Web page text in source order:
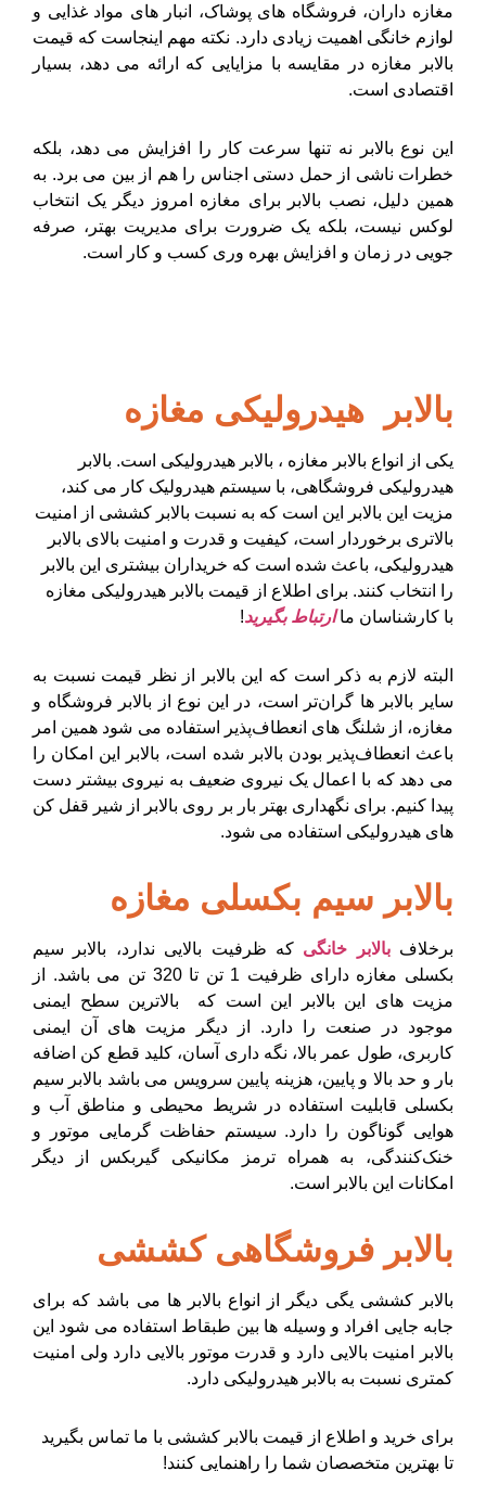
مغازه داران، فروشگاه های پوشاک، انبار های مواد غذایی و
لوازم خانگی اهمیت زیادی دارد. نکته مهم اینجاست که قیمت
بالابر مغازه در مقایسه با مزایایی که ارائه می دهد، بسیار
اقتصادی است.
این نوع بالابر نه تنها سرعت کار را افزایش می دهد، بلکه
خطرات ناشی از حمل دستی اجناس را هم از بین می برد. به
همین دلیل، نصب بالابر برای مغازه امروز دیگر یک انتخاب
لوکس نیست، بلکه یک ضرورت برای مدیریت بهتر، صرفه
جویی در زمان و افزایش بهره وری کسب و کار است.
بالابر هیدرولیکی مغازه
یکی از انواع بالابر مغازه ، بالابر هیدرولیکی است. بالابر
هیدرولیکی فروشگاهی، با سیستم هیدرولیک کار می کند،
مزیت این بالابر این است که به نسبت بالابر کششی از امنیت
بالاتری برخوردار است، کیفیت و قدرت و امنیت بالای بالابر
هیدرولیکی، باعث شده است که خریداران بیشتری این بالابر
را انتخاب کنند. برای اطلاع از قیمت بالابر هیدرولیکی مغازه
با کارشناسان ماارتباط بگیرید!
البته لازم به ذکر است که این بالابر از نظر قیمت نسبت به
سایر بالابر ها گران‌تر است، در این نوع از بالابر فروشگاه و
مغازه، از شلنگ های انعطاف‌پذیر استفاده می شود همین امر
باعث انعطاف‌پذیر بودن بالابر شده است، بالابر این امکان را
می دهد که با اعمال یک نیروی ضعیف به نیروی بیشتر دست
پیدا کنیم. برای نگهداری بهتر بار بر روی بالابر از شیر قفل کن
های هیدرولیکی استفاده می شود.
بالابر سیم بکسلی مغازه
برخلافبالابر خانگی که ظرفیت بالایی ندارد، بالابر سیم
بکسلی مغازه دارای ظرفیت 1 تن تا 320 تن می باشد. از
مزیت های این بالابر این است که بالاترین سطح ایمنی
موجود در صنعت را دارد. از دیگر مزیت های آن ایمنی
کاربری، طول عمر بالا، نگه داری آسان، کلید قطع کن اضافه
بار و حد بالا و پایین، هزینه پایین سرویس می باشد بالابر سیم
بکسلی قابلیت استفاده در شریط محیطی و مناطق آب و
هوایی گوناگون را دارد. سیستم حفاظت گرمایی موتور و
خنک‌کنندگی، به همراه ترمز مکانیکی گیربکس از دیگر
امکانات این بالابر است.
بالابر فروشگاهی کششی
بالابر کششی یگی دیگر از انواع بالابر ها می باشد که برای
جابه جایی افراد و وسیله ها بین طبقاط استفاده می شود این
بالابر امنیت بالایی دارد و قدرت موتور بالایی دارد ولی امنیت
کمتری نسبت به بالابر هیدرولیکی دارد.
برای خرید و اطلاع از قیمت بالابر کششی با ما تماس بگیرید
تا بهترین متخصصان شما را راهنمایی کنند!